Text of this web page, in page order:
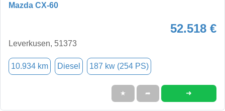
Mazda CX-60
52.518 €
Leverkusen, 51373
10.934 km Diesel 187 kw (254 PS)
★ ➦ ➜